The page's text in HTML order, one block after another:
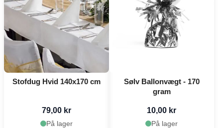
Stofdug Hvid 140x170 cm
79,00 kr
På lager
Sølv Ballonvægt - 170
gram
10,00 kr
På lager